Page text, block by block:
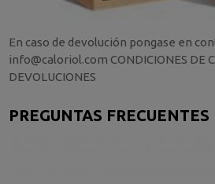
En caso de devolución pongase en
info@caloriol.com CONDICIONES DE
DEVOLUCIONES
PREGUNTAS FRECUENTES